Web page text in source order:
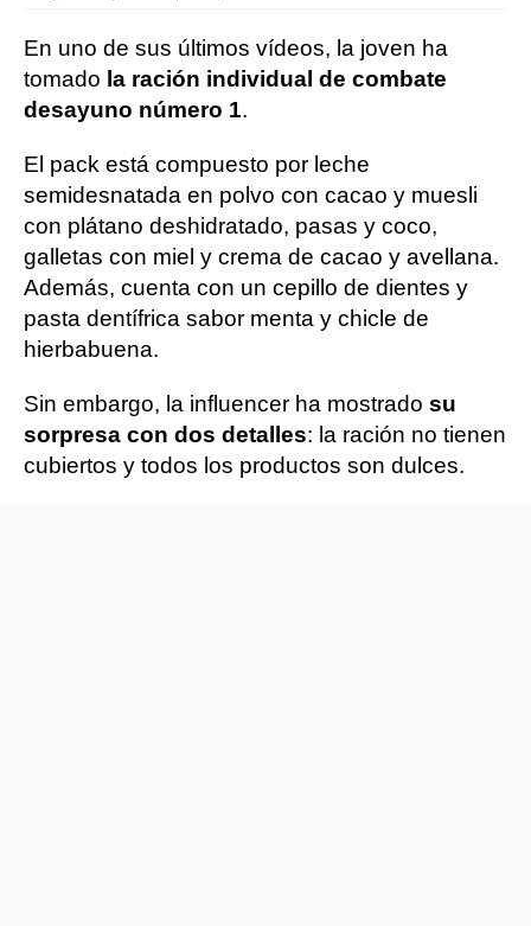
En uno de sus últimos vídeos, la joven ha
tomado la ración individual de combate
desayuno número 1.
El pack está compuesto por leche
semidesnatada en polvo con cacao y muesli
con plátano deshidratado, pasas y coco,
galletas con miel y crema de cacao y avellana.
Además, cuenta con un cepillo de dientes y
pasta dentífrica sabor menta y chicle de
hierbabuena.
Sin embargo, la influencer ha mostrado su
sorpresa con dos detalles: la ración no tienen
cubiertos y todos los productos son dulces.